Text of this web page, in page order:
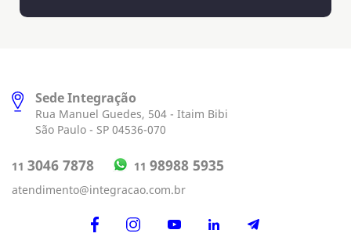
Sede Integração
Rua Manuel Guedes, 504 - Itaim Bibi
São Paulo - SP 04536-070
11 3046 7878 11 98988 5935
atendimento@integracao.com.br